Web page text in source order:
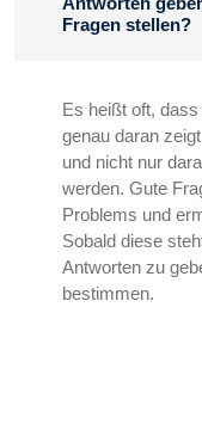
Fragen stellen?
Es heißt oft,
genau daran
und nicht nur
werden. Gute
Problems und
Sobald diese
Antworten zu
bestimmen.